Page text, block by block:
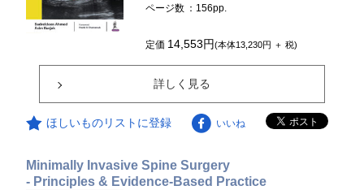
ページ数 ：156pp.
定価 14,553円(本体13,230円 ＋ 税)
詳しく見る
ほしいものリストに登録 いいね
Minimally Invasive Spine Surgery
- Principles & Evidence-Based Practice